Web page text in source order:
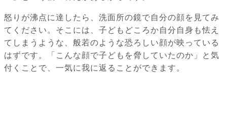
怒りが沸点に達したら、洗面所の鏡で自分の顔を見てみ
てください。そこには、子どもどころか自分自身も怯え
てしまうような、般若のような恐ろしい顔が映っている
はずです。「こんな顔で子どもを脅していたのか」と気
付くことで、一気に我に返ることができます。